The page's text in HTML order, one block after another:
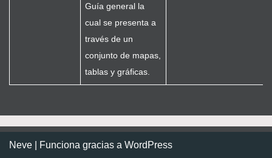
Guía general la
cual se presenta a
través de un
conjunto de mapas,
tablas y gráficas.
Neve | Funciona gracias a WordPress